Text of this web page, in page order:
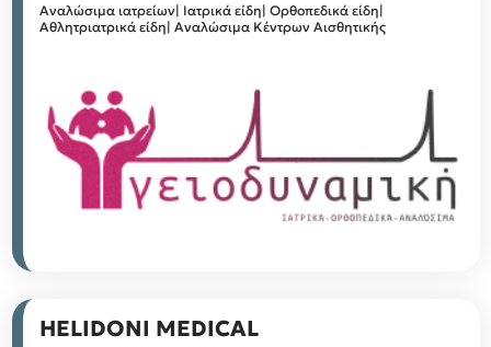
Αναλώσιμα ιατρείων| Ιατρικά είδη| Ορθοπεδικά είδη|
Αθλητριατρικά είδη| Αναλώσιμα Κέντρων Αισθητικής
HELIDONI MEDICAL